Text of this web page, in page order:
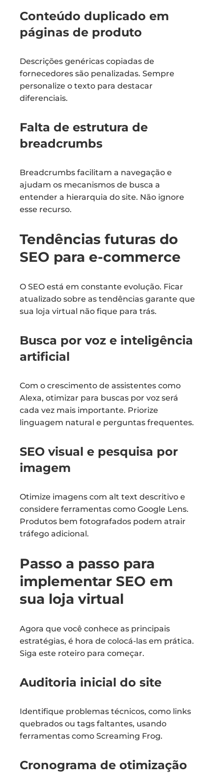
Conteúdo duplicado em
páginas de produto
Descrições genéricas copiadas de
fornecedores são penalizadas. Sempre
personalize o texto para destacar
diferenciais.
Falta de estrutura de
breadcrumbs
Breadcrumbs facilitam a navegação e
ajudam os mecanismos de busca a
entender a hierarquia do site. Não ignore
esse recurso.
Tendências futuras do
SEO para e-commerce
O SEO está em constante evolução. Ficar
atualizado sobre as tendências garante que
sua loja virtual não fique para trás.
Busca por voz e inteligência
artificial
Com o crescimento de assistentes como
Alexa, otimizar para buscas por voz será
cada vez mais importante. Priorize
linguagem natural e perguntas frequentes.
SEO visual e pesquisa por
imagem
Otimize imagens com alt text descritivo e
considere ferramentas como Google Lens.
Produtos bem fotografados podem atrair
tráfego adicional.
Passo a passo para
implementar SEO em
sua loja virtual
Agora que você conhece as principais
estratégias, é hora de colocá-las em prática.
Siga este roteiro para começar.
Auditoria inicial do site
Identifique problemas técnicos, como links
quebrados ou tags faltantes, usando
ferramentas como Screaming Frog.
Cronograma de otimização